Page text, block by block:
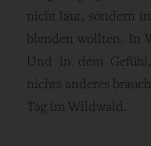
nicht laut, sondern
blenden wollten. In
Und in dem
nichts anderes
Tag im Wildwald.